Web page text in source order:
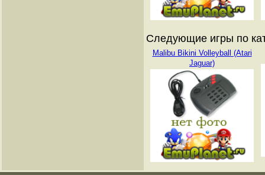
Следующие игры по
Malibu Bikini Volleyball (Atari
Jaguar)